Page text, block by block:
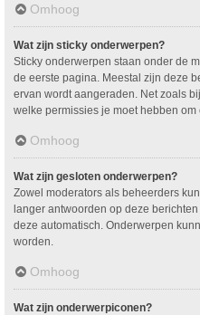
Omhoog
Wat zijn sticky onderwerpen?
Sticky onderwerpen staan onder de
de eerste pagina. Meestal zijn deze
ervan wordt aangeraden. Net zoals
welke permissies je moet hebben om
Omhoog
Wat zijn gesloten onderwerpen?
Zowel moderators als beheerders
langer antwoorden op deze
deze automatisch. Onderwerpen
worden.
Omhoog
Wat zijn onderwerpiconen?